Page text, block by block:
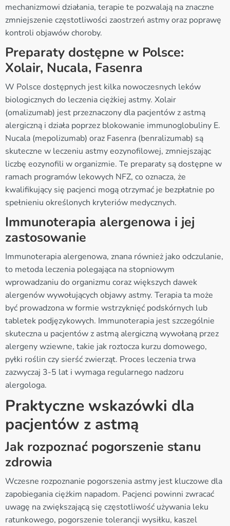
mechanizmowi działania, terapie te pozwalają na znaczne
zmniejszenie częstotliwości zaostrzeń astmy oraz poprawę
kontroli objawów choroby.
Preparaty dostępne w Polsce:
Xolair, Nucala, Fasenra
W Polsce dostępnych jest kilka nowoczesnych leków
biologicznych do leczenia ciężkiej astmy. Xolair
(omalizumab) jest przeznaczony dla pacjentów z astmą
alergiczną i działa poprzez blokowanie immunoglobuliny E.
Nucala (mepolizumab) oraz Fasenra (benralizumab) są
skuteczne w leczeniu astmy eozynofilowej, zmniejszając
liczbę eozynofili w organizmie. Te preparaty są dostępne w
ramach programów lekowych NFZ, co oznacza, że
kwalifikujący się pacjenci mogą otrzymać je bezpłatnie po
spełnieniu określonych kryteriów medycznych.
Immunoterapia alergenowa i jej
zastosowanie
Immunoterapia alergenowa, znana również jako odczulanie,
to metoda leczenia polegająca na stopniowym
wprowadzaniu do organizmu coraz większych dawek
alergenów wywołujących objawy astmy. Terapia ta może
być prowadzona w formie wstrzyknięć podskórnych lub
tabletek podjęzykowych. Immunoterapia jest szczególnie
skuteczna u pacjentów z astmą alergiczną wywołaną przez
alergeny wziewne, takie jak roztocza kurzu domowego,
pyłki roślin czy sierść zwierząt. Proces leczenia trwa
zazwyczaj 3-5 lat i wymaga regularnego nadzoru
alergologa.
Praktyczne wskazówki dla
pacjentów z astmą
Jak rozpoznać pogorszenie stanu
zdrowia
Wczesne rozpoznanie pogorszenia astmy jest kluczowe dla
zapobiegania ciężkim napadom. Pacjenci powinni zwracać
uwagę na zwiększającą się częstotliwość używania leku
ratunkowego, pogorszenie tolerancji wysiłku, kaszel